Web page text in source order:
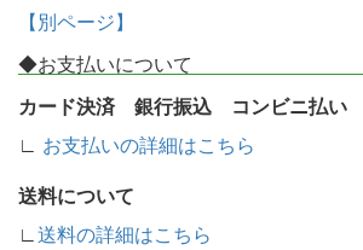
【別ページ】
◆お支払いについて
カード決済 銀行振込 コンビニ払い
∟ お支払いの詳細はこちら
送料について
∟送料の詳細はこちら